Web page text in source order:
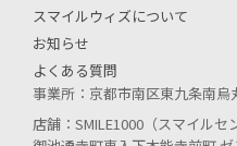
事業所：京都市南区東九条南烏
店舗：SMILE1000（スマイルセ
スマイルウィズについて
お知らせ
よくある質問